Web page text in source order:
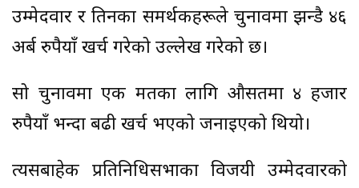
उम्मेदवार र तिनका समर्थकहरूले चुनावमा झन्डै ४६
अर्ब रुपैयाँ खर्च गरेको उल्लेख गरेको छ।
सो चुनावमा एक मतका लागि औसतमा ४ हजार
रुपैयाँ भन्दा बढी खर्च भएको जनाइएको थियो।
त्यसबाहेक प्रतिनिधिसभाका विजयी उम्मेदवारको